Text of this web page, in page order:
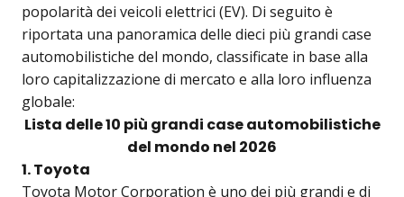
popolarità dei veicoli elettrici (EV). Di seguito è
riportata una panoramica delle dieci più grandi case
automobilistiche del mondo, classificate in base alla
loro capitalizzazione di mercato e alla loro influenza
globale:
Lista delle 10 più grandi case automobilistiche
del mondo nel 2026
1. Toyota
Toyota Motor Corporation è uno dei più grandi e di